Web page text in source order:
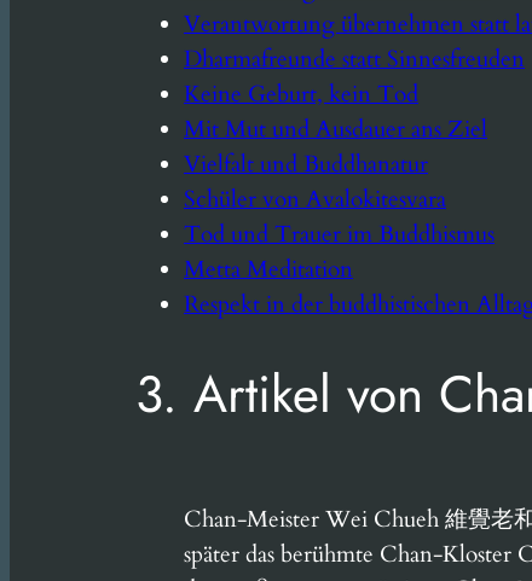
Verantwortung übernehmen statt
Dharmafreunde statt Sinnesfreuden
Keine Geburt, kein Tod
Mit Mut und Ausdauer ans Ziel
Vielfalt und Buddhanatur
Schüler von Avalokitesvara
Tod und Trauer im Buddhismus
Metta Meditation
Respekt in der buddhistischen
3. Artikel von
Chan-Meister Wei Chueh 維覺老
später das berühmte Chan-Kloster